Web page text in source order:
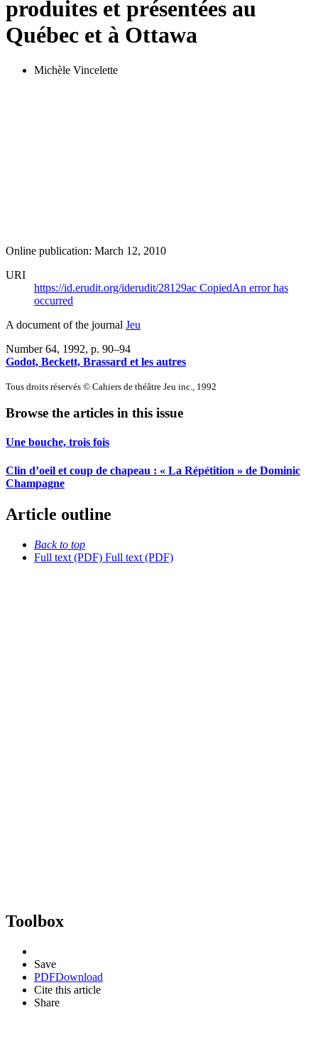
produites et présentées au
Québec et à Ottawa
Michèle Vincelette
Online publication: March 12, 2010
URI
https://id.erudit.org/iderudit/28129ac CopiedAn error has
occurred
A document of the journal Jeu
Number 64, 1992, p. 90–94
Godot, Beckett, Brassard et les autres
Tous droits réservés © Cahiers de théâtre Jeu inc., 1992
Browse the articles in this issue
Une bouche, trois fois
Clin d’oeil et coup de chapeau : « La Répétition » de Dominic
Champagne
Article outline
Back to top
Full text (PDF) Full text (PDF)
Toolbox
Save
PDFDownload
Cite this article
Share